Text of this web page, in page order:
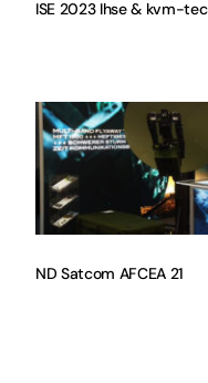
ISE 2023 Ihse & kvm-tec
ND Satcom AFCEA 21